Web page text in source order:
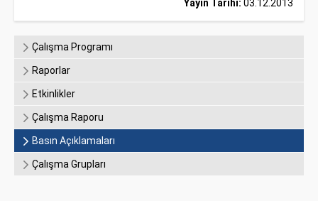
Yayın Tarihi: 03.12.2013
Çalışma Programı
Raporlar
Etkinlikler
Çalışma Raporu
Basın Açıklamaları
Çalışma Grupları